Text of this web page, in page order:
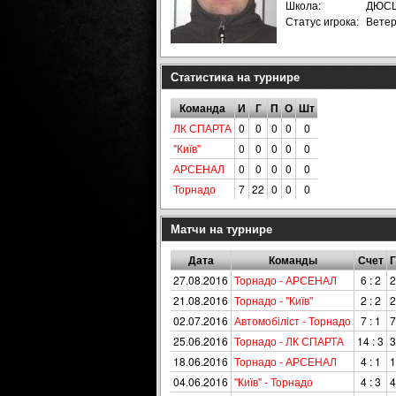
Школа:
ДЮСШ
Статус игрока:
Статистика на турнире
Команда И Г П О Шт
ЛК СПАРТА 0 0 0 0
0
"Київ"
0 0 0 0
0
АРСЕНАЛ
0 0 0 0
0
Торнадо
7 22 0 0 0
Матчи на турнире
Дата Команды Счет Г
27.08.2016 Торнадо - АРСЕНАЛ 6 : 2 2
21.08.2016 Торнадо - "Київ" 2 : 2 2
02.07.2016 Автомобiлiст - Торнадо 7 : 1 7
25.06.2016 Торнадо - ЛК СПАРТА 14 : 3 3
18.06.2016 Торнадо - АРСЕНАЛ 4 : 1 1
04.06.2016 "Київ" - Торнадо 4 : 3 4